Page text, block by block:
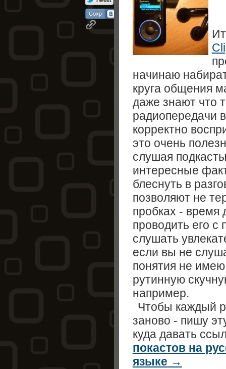
начинаю
круга общения
даже знают что
радиопередачи
корректно
это очень
слушая
интересные
блеснуть в
позволяют не
пробках - время
проводить его с
слушать
если вы не
понятия не
рутинную
например.
Чтобы каждый
заново - пишу
куда давать
покастов на
языке